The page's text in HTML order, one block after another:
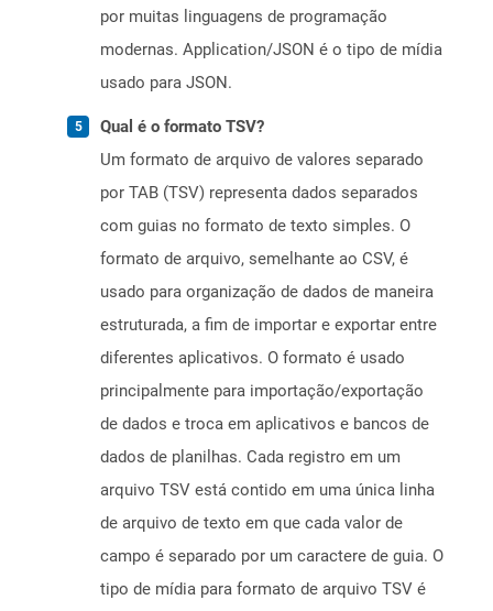
por muitas linguagens de programação
modernas. Application/JSON é o tipo de mídia
usado para JSON.
Qual é o formato TSV?
Um formato de arquivo de valores separado
por TAB (TSV) representa dados separados
com guias no formato de texto simples. O
formato de arquivo, semelhante ao CSV, é
usado para organização de dados de maneira
estruturada, a fim de importar e exportar entre
diferentes aplicativos. O formato é usado
principalmente para importação/exportação
de dados e troca em aplicativos e bancos de
dados de planilhas. Cada registro em um
arquivo TSV está contido em uma única linha
de arquivo de texto em que cada valor de
campo é separado por um caractere de guia. O
tipo de mídia para formato de arquivo TSV é